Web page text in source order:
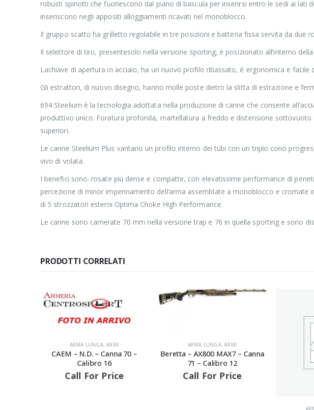
robusti spinotti che fuoriescono dal piano di bascula per inserirsi entro le sedi ai
inseriscono negli appositi alloggiamenti ricavati nel monoblocco.
Il gruppo scatto ha grilletto regolabile in tre posizioni e batteria fissa servita da due
Il selettore di tiro, presentesolo nella versione sporting, è posizionato all’interno
Lachiave di apertura in acciaio, ha un nuovo profilo ribassato, è ergonomica e
Gli estrattori, di nuovo disegno, hanno molle poste dietro la slitta di estrazione e
694 Steelium è la tecnologia adottata nella produzione di canne che consente
produttivo unico. Foratura profonda, martellatura a freddo e distensione
superiori.
Le canne Steelium Plus vantano un profilo interno dei tubi con un triplo cono
vivo di volata.
I benefici sono: rosate più dense e compatte, con elevatissime performance di
percezione di minor impennamento dell’arma assemblate a monoblocco e
di 5 strozzatori esterni Optima Choke High Performance.
Le canne sono camerate 70 mm nella versione trap e 76 in quella sporting e sono
PRODOTTI CORRELATI
ARMA LUNGA,ARMI
Beretta – AX800 MAX7 – Canna
71 – Calibro 12
Call For Price